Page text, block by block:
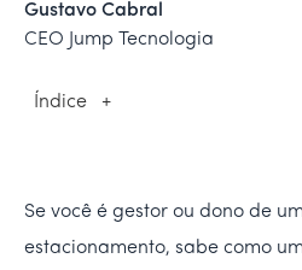
Gustavo Cabral
CEO Jump Tecnologia
Índice +
Se você é gestor ou dono de
estacionamento, sabe como